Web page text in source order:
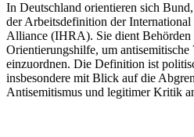
In Deutschland orientieren sich
der Arbeitsdefinition der
Alliance (IHRA). Sie dient Behörden
Orientierungshilfe, um antisemitische
einzuordnen. Die Definition ist
insbesondere mit Blick auf die
Antisemitismus und legitimer Kritik